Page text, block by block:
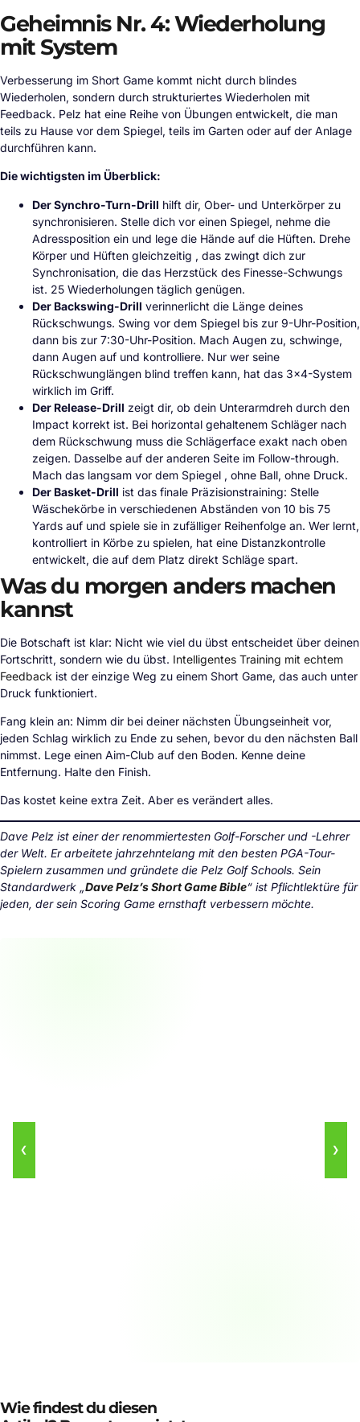
Geheimnis Nr. 4: Wiederholung
mit System
Verbesserung im Short Game kommt nicht durch blindes
Wiederholen, sondern durch strukturiertes Wiederholen mit
Feedback. Pelz hat eine Reihe von Übungen entwickelt, die man
teils zu Hause vor dem Spiegel, teils im Garten oder auf der Anlage
durchführen kann.
Die wichtigsten im Überblick:
Der Synchro-Turn-Drill hilft dir, Ober- und Unterkörper zu
synchronisieren. Stelle dich vor einen Spiegel, nehme die
Adressposition ein und lege die Hände auf die Hüften. Drehe
Körper und Hüften gleichzeitig , das zwingt dich zur
Synchronisation, die das Herzstück des Finesse-Schwungs
ist. 25 Wiederholungen täglich genügen.
Der Backswing-Drill verinnerlicht die Länge deines
Rückschwungs. Swing vor dem Spiegel bis zur 9-Uhr-Position,
dann bis zur 7:30-Uhr-Position. Mach Augen zu, schwinge,
dann Augen auf und kontrolliere. Nur wer seine
Rückschwunglängen blind treffen kann, hat das 3×4-System
wirklich im Griff.
Der Release-Drill zeigt dir, ob dein Unterarmdreh durch den
Impact korrekt ist. Bei horizontal gehaltenem Schläger nach
dem Rückschwung muss die Schlägerface exakt nach oben
zeigen. Dasselbe auf der anderen Seite im Follow-through.
Mach das langsam vor dem Spiegel , ohne Ball, ohne Druck.
Der Basket-Drill ist das finale Präzisionstraining: Stelle
Wäschekörbe in verschiedenen Abständen von 10 bis 75
Yards auf und spiele sie in zufälliger Reihenfolge an. Wer lernt,
kontrolliert in Körbe zu spielen, hat eine Distanzkontrolle
entwickelt, die auf dem Platz direkt Schläge spart.
Was du morgen anders machen
kannst
Die Botschaft ist klar: Nicht wie viel du übst entscheidet über deinen
Fortschritt, sondern wie du übst. Intelligentes Training mit echtem
Feedback ist der einzige Weg zu einem Short Game, das auch unter
Druck funktioniert.
Fang klein an: Nimm dir bei deiner nächsten Übungseinheit vor,
jeden Schlag wirklich zu Ende zu sehen, bevor du den nächsten Ball
nimmst. Lege einen Aim-Club auf den Boden. Kenne deine
Entfernung. Halte den Finish.
Das kostet keine extra Zeit. Aber es verändert alles.
Dave Pelz ist einer der renommiertesten Golf-Forscher und -Lehrer
der Welt. Er arbeitete jahrzehntelang mit den besten PGA-Tour-
Spielern zusammen und gründete die Pelz Golf Schools. Sein
Standardwerk „Dave Pelz’s Short Game Bible“ ist Pflichtlektüre für
jeden, der sein Scoring Game ernsthaft verbessern möchte.
❮ ❯
Wie findest du diesen